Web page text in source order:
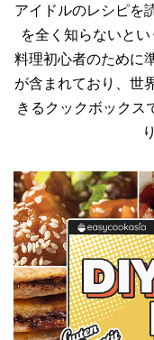
アイドルのレシピを
を全く知らないと
料理初心者のために
が含まれており、世
きるクックボックス